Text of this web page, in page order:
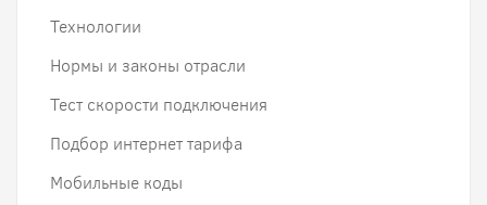
Технологии
Нормы и законы отрасли
Тест скорости подключения
Подбор интернет тарифа
Мобильные коды